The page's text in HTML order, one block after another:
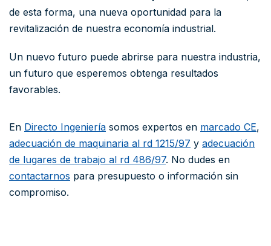
de esta forma, una nueva oportunidad para la
revitalización de nuestra economía industrial.
Un nuevo futuro puede abrirse para nuestra industria,
un futuro que esperemos obtenga resultados
favorables.
En Directo Ingeniería somos expertos en marcado CE,
adecuación de maquinaria al rd 1215/97 y adecuación
de lugares de trabajo al rd 486/97. No dudes en
contactarnos para presupuesto o información sin
compromiso.